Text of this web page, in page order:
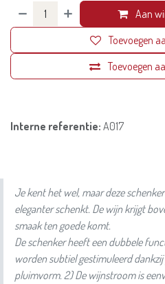
Aan
Toevoegen
Toevoegen
Interne referentie: A017
Je kent het wel, maar deze
eleganter schenkt. De wijn krijgt
smaak ten goede komt.
De schenker heeft een dubbele
worden subtiel gestimuleerd
pluimvorm. 2) De wijnstroom is